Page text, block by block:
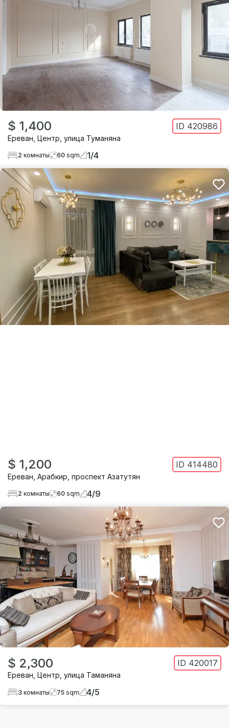
$ 1,400 ID 420986
Ереван Центр улица Туманяна
2 комнаты 60 sqm 1/4
$ 1,200 ID 414480
Ереван Арабкир проспект Азатутян
2 комнаты 60 sqm 4/9
$ 2,300 ID 420017
Ереван Центр улица Таманяна
3 комнаты 75 sqm 4/5